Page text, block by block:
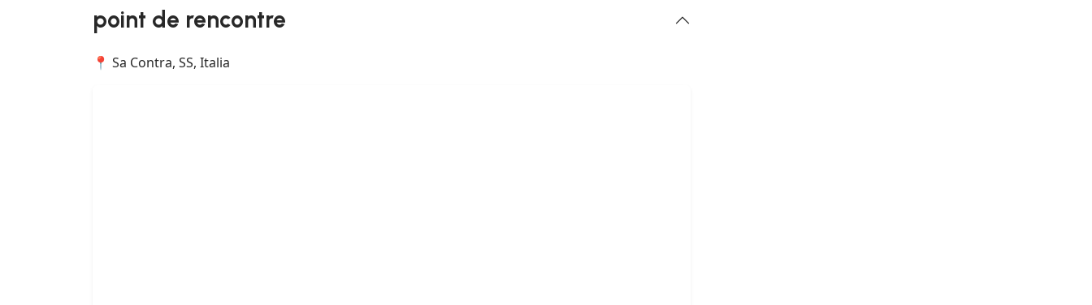
point de rencontre
📍 Sa Contra, SS, Italia